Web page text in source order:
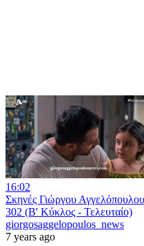
16:02
Σκηνές Γιώργου
302 (Β' Κύκλος - Τελευταίο)
giorgosaggelopoulos_news
7 years ago